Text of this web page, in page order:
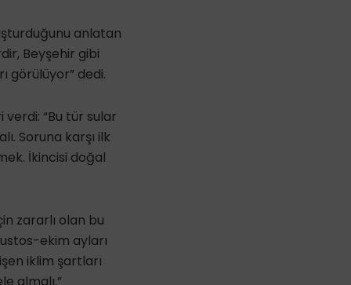
anlatan
Beyşehir gibi
görülüyor” dedi.
“Bu tür sular
Soruna karşı ilk
İkincisi doğal
zararlı olan bu
ekim ayları
iklim şartları